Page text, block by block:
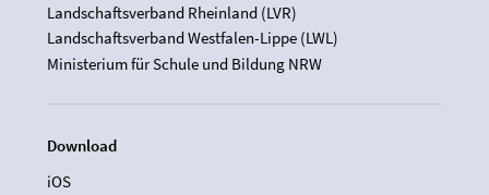
Landschaftsverband Rheinland (LVR)
Landschaftsverband Westfalen-Lippe (LWL)
Ministerium für Schule und Bildung NRW
Download
iOS